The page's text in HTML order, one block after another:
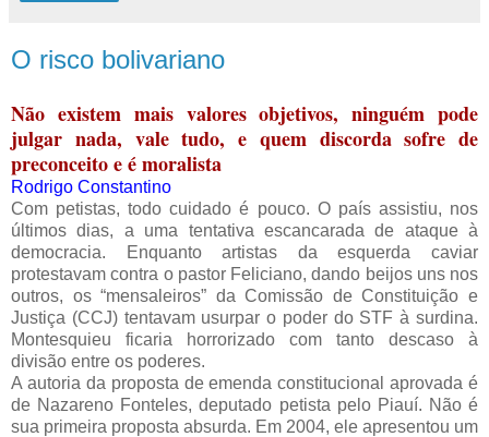
O risco bolivariano
Não existem mais valores objetivos, ninguém pode
julgar nada, vale tudo, e quem discorda sofre de
preconceito e é moralista
Rodrigo Constantino
Com petistas, todo cuidado é pouco. O país assistiu, nos
últimos dias, a uma tentativa escancarada de ataque à
democracia. Enquanto artistas da esquerda caviar
protestavam contra o pastor Feliciano, dando beijos uns nos
outros, os “mensaleiros” da Comissão de Constituição e
Justiça (CCJ) tentavam usurpar o poder do STF à surdina.
Montesquieu ficaria horrorizado com tanto descaso à
divisão entre os poderes.
A autoria da proposta de emenda constitucional aprovada é
de Nazareno Fonteles, deputado petista pelo Piauí. Não é
sua primeira proposta absurda. Em 2004, ele apresentou um